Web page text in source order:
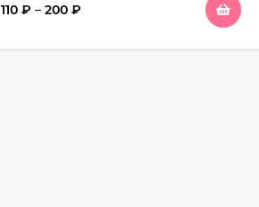
110 ₽ – 200 ₽